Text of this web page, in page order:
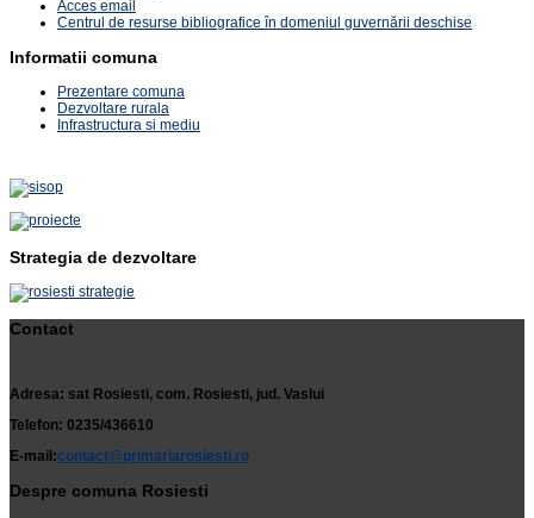
Acces email
Centrul de resurse bibliografice în domeniul guvernării deschise
Informatii comuna
Prezentare comuna
Dezvoltare rurala
Infrastructura si mediu
Strategia de dezvoltare
Contact
Adresa: sat Rosiesti, com. Rosiesti, jud. Vaslui
Telefon: 0235/436610
E-mail:contact@primariarosiesti.ro
Despre comuna Rosiesti